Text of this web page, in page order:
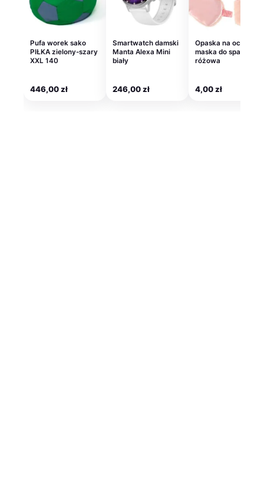
Pufa worek sako
PIŁKA zielony-szary
XXL 140
446,00zł
Smartwatch damski
Manta Alexa Mini
biały
246,00zł
Opaska na oczy
maska do spania
różowa
4,00zł